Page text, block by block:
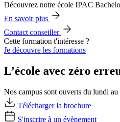
Découvrez notre école IPAC
En savoir plus
Contact conseiller
Cette formation t'intéresse ?
Je découvre les formations
L’école avec zéro
Nos campus sont ouverts du lundi
Télécharger la brochure
S'inscrire à un évènement